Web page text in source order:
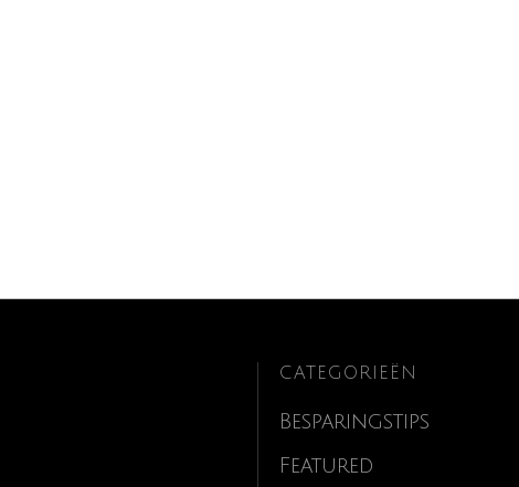
CATEGORIEËN
Besparingstips
Featured